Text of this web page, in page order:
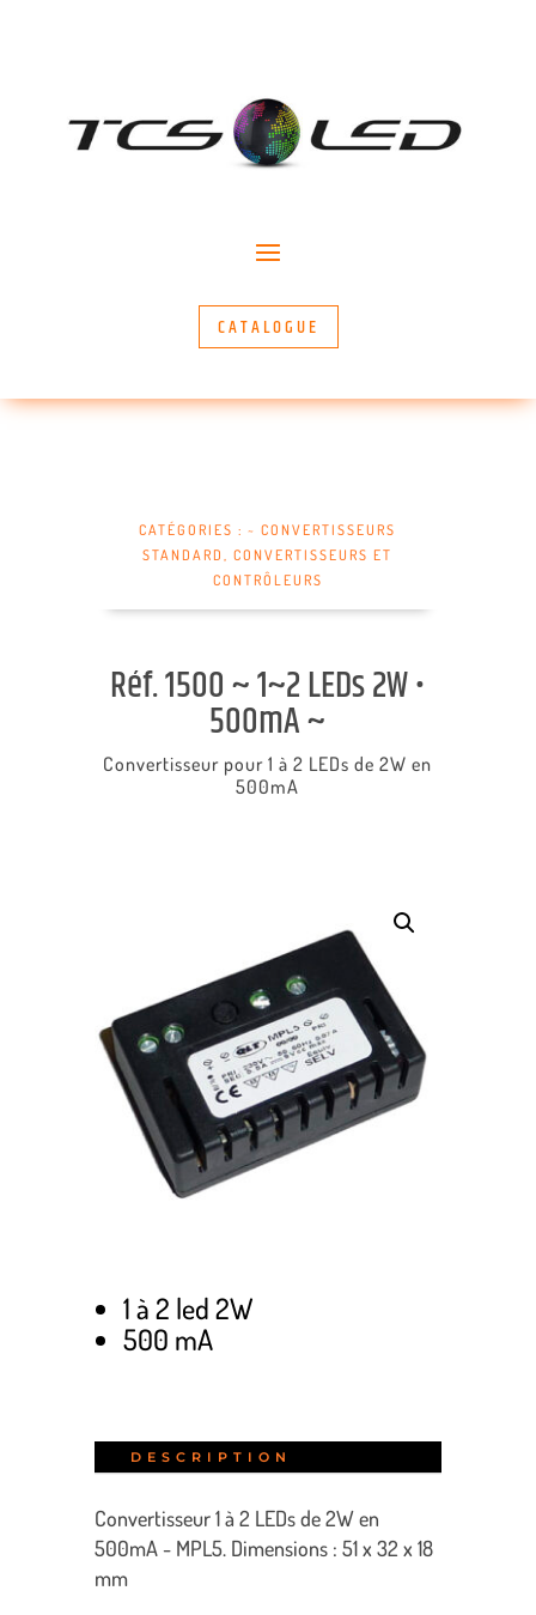
CATALOGUE
CATÉGORIES :~ CONVERTISSEURS
STANDARD,CONVERTISSEURS ET
CONTRÔLEURS
Réf. 1500 ~ 1~2 LEDs 2W •
500mA ~
Convertisseur pour 1 à 2 LEDs de 2W en
500mA
1 à 2 led 2W
500 mA
DESCRIPTION
Convertisseur 1 à 2 LEDs de 2W en
500mA - MPL5. Dimensions : 51 x 32 x 18
mm